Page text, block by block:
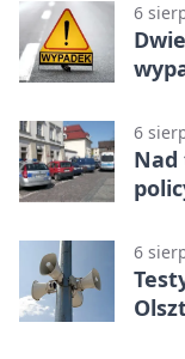
6
6
6